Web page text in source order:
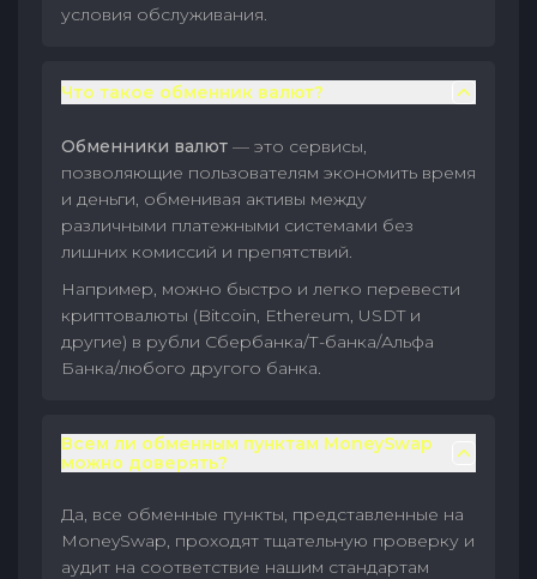
условия обслуживания.
Что такое обменник валют?
Обменники валют — это сервисы,
позволяющие пользователям экономить время
и деньги, обменивая активы между
различными платежными системами без
лишних комиссий и препятствий.
Например, можно быстро и легко перевести
криптовалюты (Bitcoin, Ethereum, USDT и
другие) в рубли Сбербанка/Т-банка/Альфа
Банка/любого другого банка.
Всем ли обменным пунктам MoneySwap
можно доверять?
Да, все обменные пункты, представленные на
MoneySwap, проходят тщательную проверку и
аудит на соответствие нашим стандартам